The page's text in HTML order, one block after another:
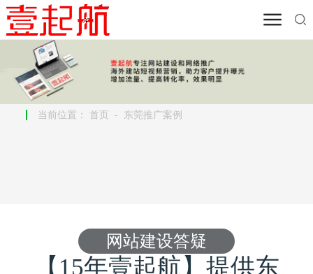
当前位置： 首页 - 东莞推广案例
网站建设答疑
【15年壹起航】提供东